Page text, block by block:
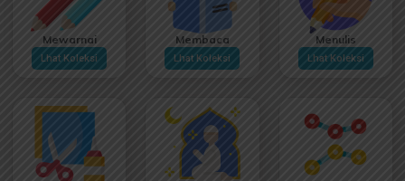
Mewarnai
Lhat Koleksi
Membaca
Lhat Koleksi
Menulis
Lhat Koleksi